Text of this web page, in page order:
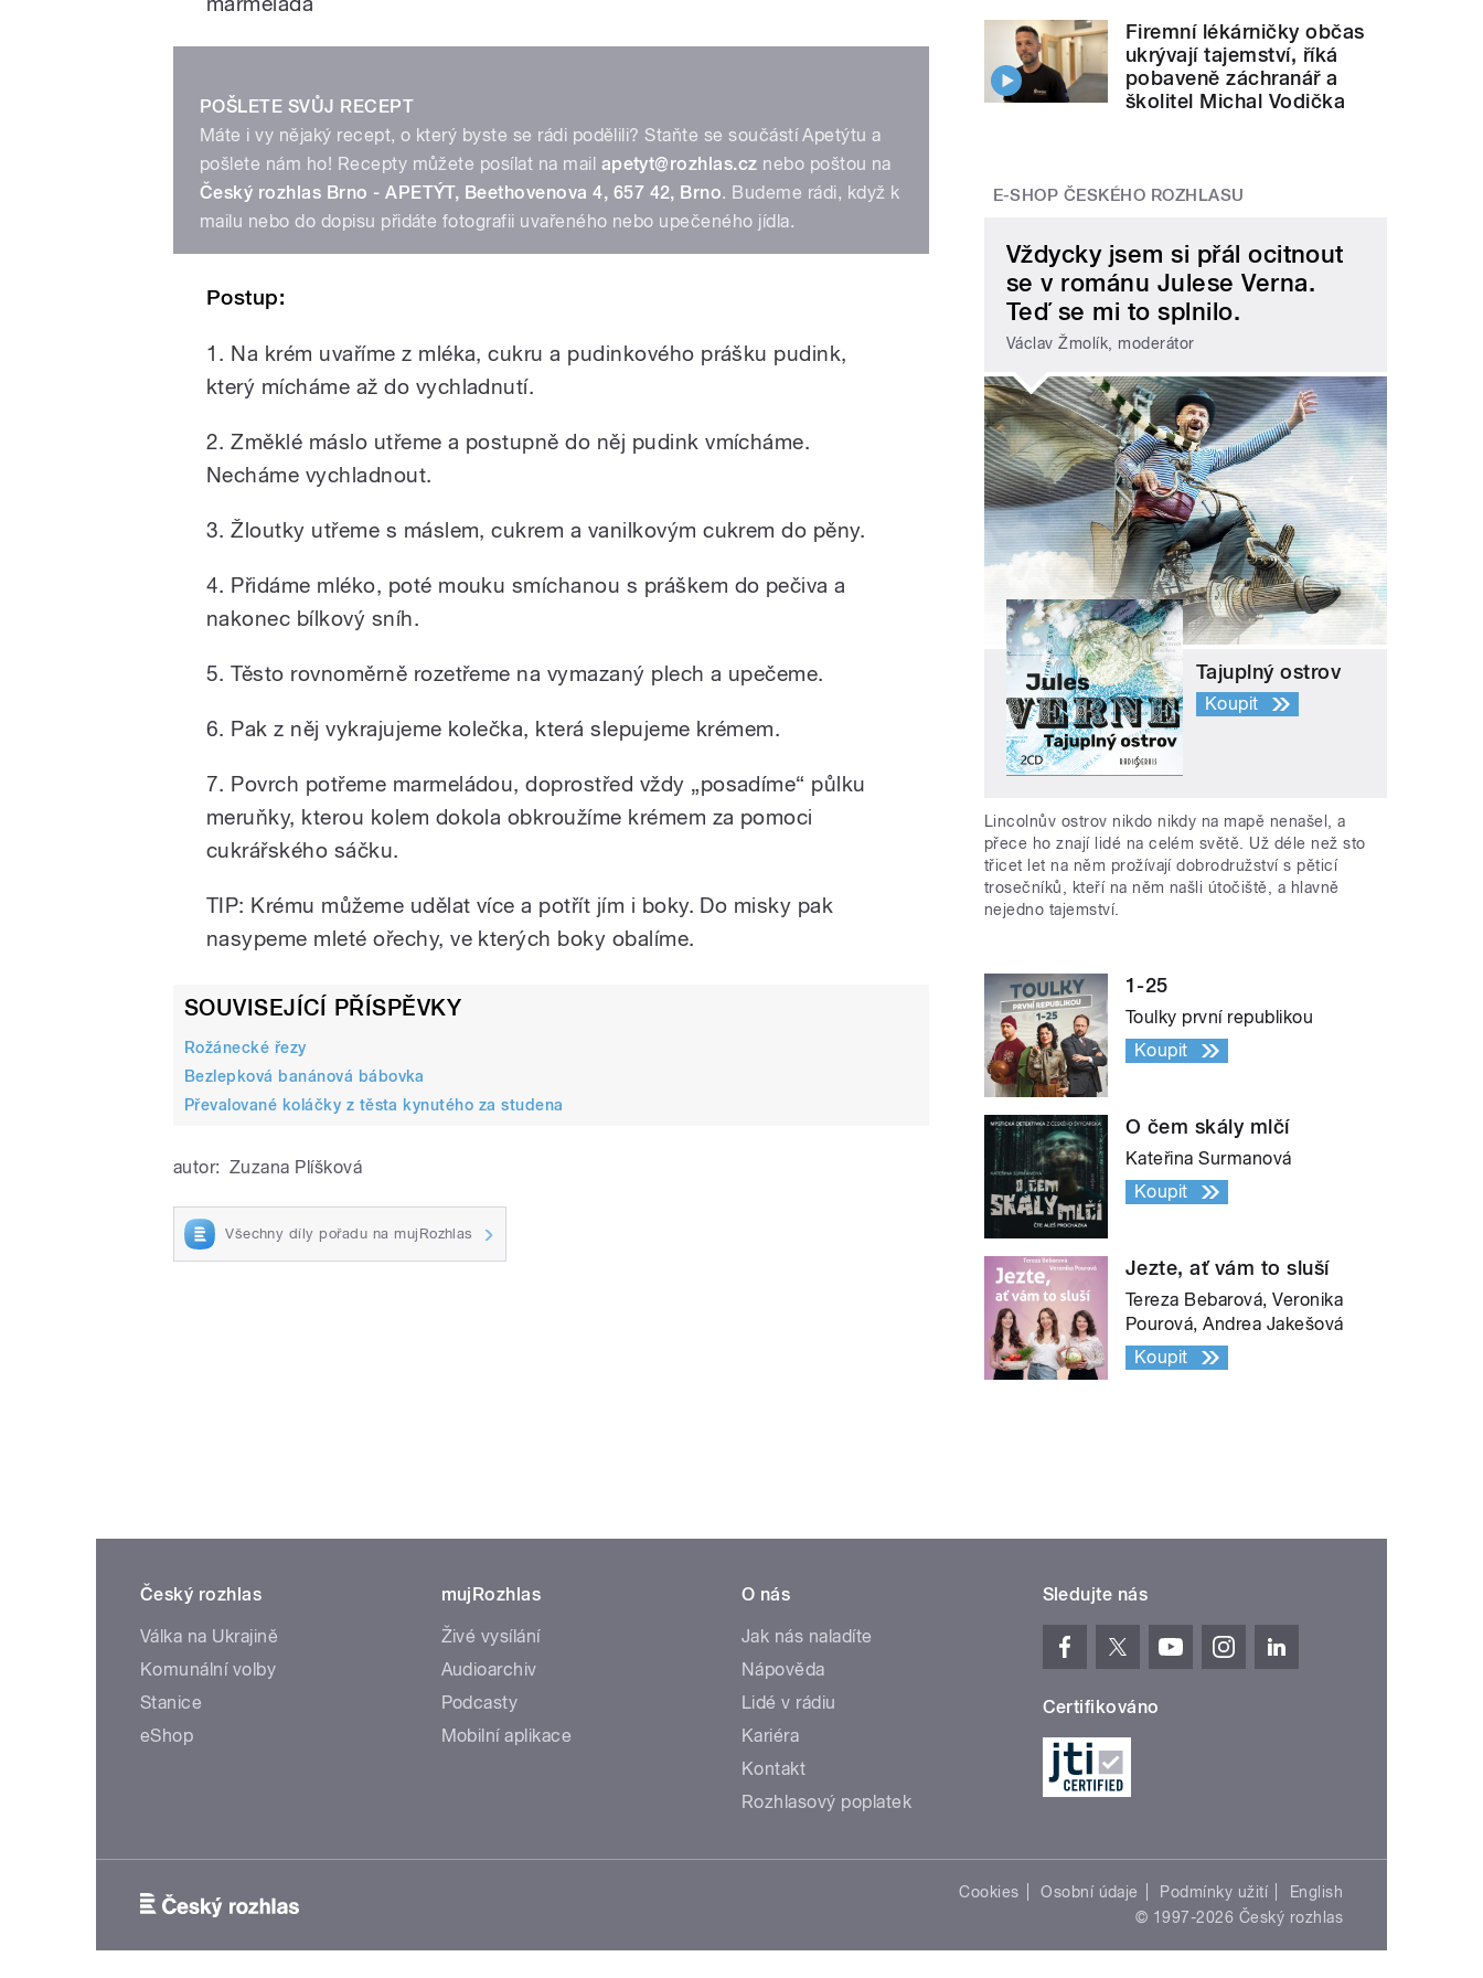
POŠLETE SVŮJ RECEPT
Máte i vy nějaký recept, o který byste se rádi podělili? Staňte se součástí Apetýtu a
pošlete nám ho! Recepty můžete posílat na mail apetyt@rozhlas.cz nebo poštou na
Český rozhlas Brno - APETÝT, Beethovenova 4, 657 42, Brno. Budeme rádi, když k
mailu nebo do dopisu přidáte fotografii uvařeného nebo upečeného jídla.
Postup:
1. Na krém uvaříme z mléka, cukru a pudinkového prášku pudink,
který mícháme až do vychladnutí.
2. Změklé máslo utřeme a postupně do něj pudink vmícháme.
Necháme vychladnout.
3. Žloutky utřeme s máslem, cukrem a vanilkovým cukrem do pěny.
4. Přidáme mléko, poté mouku smíchanou s práškem do pečiva a
nakonec bílkový sníh.
5. Těsto rovnoměrně rozetřeme na vymazaný plech a upečeme.
6. Pak z něj vykrajujeme kolečka, která slepujeme krémem.
7. Povrch potřeme marmeládou, doprostřed vždy „posadíme“ půlku
meruňky, kterou kolem dokola obkroužíme krémem za pomoci
cukrářského sáčku.
TIP: Krému můžeme udělat více a potřít jím i boky. Do misky pak
nasypeme mleté ořechy, ve kterých boky obalíme.
SOUVISEJÍCÍ PŘÍSPĚVKY
Rožánecké řezy
Bezlepková banánová bábovka
Převalované koláčky z těsta kynutého za studena
autor: Zuzana Plíšková
Všechny díly pořadu na mujRozhlas
Firemní lékárničky občas
ukrývají tajemství, říká
pobaveně záchranář a
školitel Michal Vodička
E-SHOP ČESKÉHO ROZHLASU
Vždycky jsem si přál ocitnout
se v románu Julese Verna.
Teď se mi to splnilo.
Václav Žmolík, moderátor
Tajuplný ostrov
Koupit
Lincolnův ostrov nikdo nikdy na mapě nenašel, a
přece ho znají lidé na celém světě. Už déle než sto
třicet let na něm prožívají dobrodružství s pěticí
trosečníků, kteří na něm našli útočiště, a hlavně
nejedno tajemství.
1-25
Toulky první republikou
Koupit
O čem skály mlčí
Kateřina Surmanová
Koupit
Jezte, ať vám to sluší
Tereza Bebarová, Veronika
Pourová, Andrea Jakešová
Koupit
Český rozhlas
Válka na Ukrajině
Komunální volby
Stanice
eShop
mujRozhlas
Živé vysílání
Audioarchiv
Podcasty
Mobilní aplikace
O nás
Jak nás naladíte
Nápověda
Lidé v rádiu
Kariéra
Kontakt
Rozhlasový poplatek
Sledujte nás
Certifikováno
Cookies Osobní údaje Podmínky užití
English
© 1997-2026 Český rozhlas